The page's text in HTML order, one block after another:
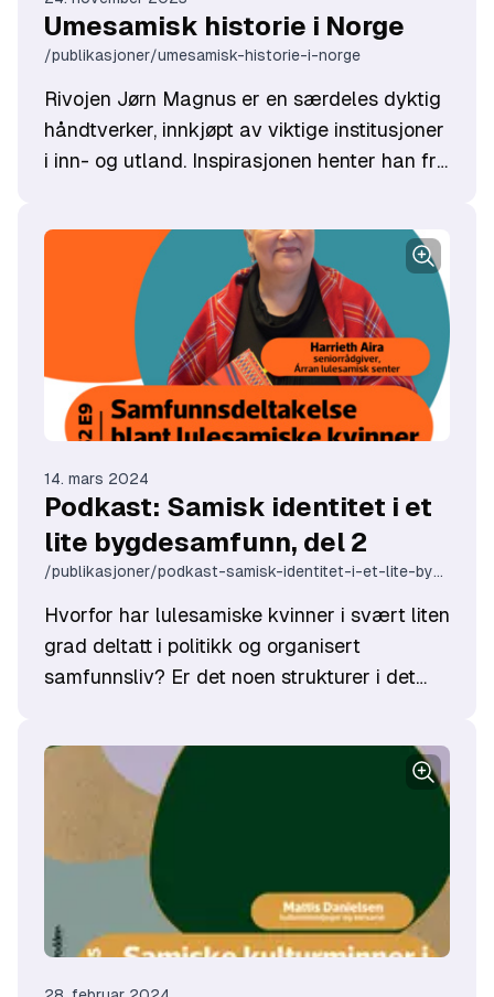
Umesamisk historie i Norge
/publikasjoner/umesamisk-historie-i-norge
Rivojen Jørn Magnus er en særdeles dyktig
håndtverker, innkjøpt av viktige institusjoner
i inn- og utland. Inspirasjonen henter han fra
årrekke jobbet for å ivareta umesamisk
språk, tradisjoner, mytologi og musikk blant
annet gjennom Umesamisk ressurssenter på
Hemnesberget. Han brenner for å
tilgjengeliggjøre sin umesamiske arv, og hva
dét innebærer fikk vi høre mer om da vi
møtte ham hjemme på Hemnesberget.
14. mars 2024
Podkast: Samisk identitet i et
lite bygdesamfunn, del 2
/publikasjoner/podkast-samisk-identitet-i-et-lite-bygdesamfunn-del-2
Hvorfor har lulesamiske kvinner i svært liten
grad deltatt i politikk og organisert
samfunnsliv? Er det noen strukturer i det
lulesamiske samfunnet og
majoritetssamfunnet? Og når lulesamiske
kvinner først organiserte seg: Hvordan
gjorde de det- og hvilken betydning har det
hatt? Statsviter
Harrieth AirafraÁrran
lulesamiske senter
, har nylig gitt ut boken:
Samiske kvinner og samfunnsdeltakelse: En
studie av lulesamiske kvinners